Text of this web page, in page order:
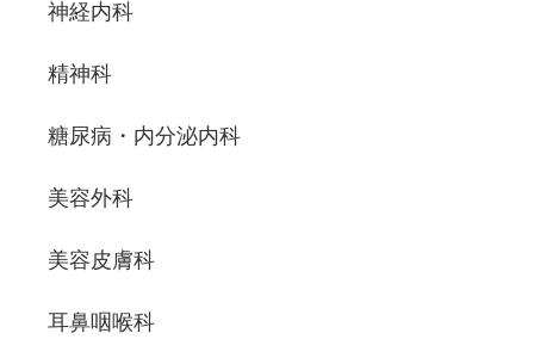
神経内科
精神科
糖尿病・内分泌内科
美容外科
美容皮膚科
耳鼻咽喉科